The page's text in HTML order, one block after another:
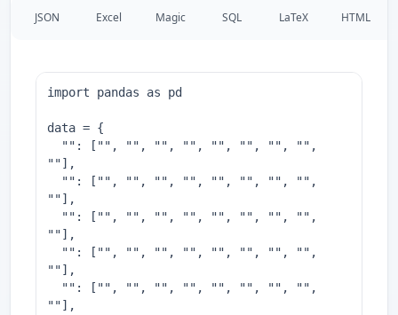
JSON Excel Magic SQL LaTeX HTML